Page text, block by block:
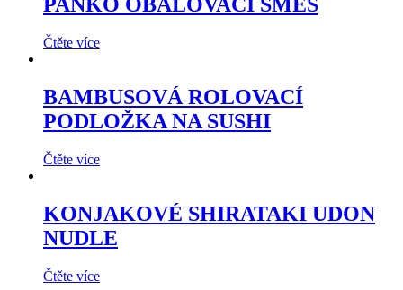
PANKO OBALOVACÍ SMĚS
Čtěte více
BAMBUSOVÁ ROLOVACÍ
PODLOŽKA NA SUSHI
Čtěte více
KONJAKOVÉ SHIRATAKI UDON
NUDLE
Čtěte více